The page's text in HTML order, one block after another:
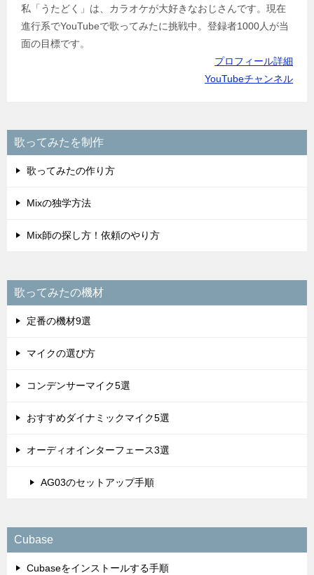
私「うたどく」は、カラオケが大好きなおじさんです。現在
進行系でYouTubeで歌ってみたに挑戦中。登録者1000人が当
面の目標です。
プロフィール詳細
YouTubeチャンネル
歌ってみたを制作
歌ってみたの作り方
Mixの独学方法
Mix師の探し方！依頼のやり方
歌ってみたの機材
定番の機材9選
マイクの選び方
コンデンサーマイク5選
おすすめダイナミックマイク5選
オーディオインターフェース3選
AG03のセットアップ手順
Cubase
Cubaseをインストールする手順